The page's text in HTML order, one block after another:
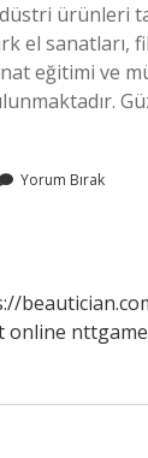
ürünleri
el sanatları,
eğitimi ve
Yorum Bırak
online nttgame